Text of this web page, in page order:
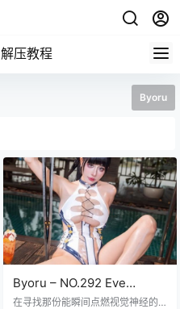
解压教程
Byoru
Byoru – NO.292 Eve
swimsuit [58P17V-2.74GB]
在寻找那份能瞬间点燃视觉神经的